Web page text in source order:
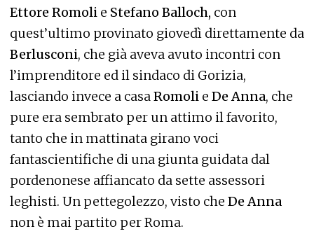
Ettore Romoli e Stefano Balloch, con
quest’ultimo provinato giovedì direttamente da
Berlusconi, che già aveva avuto incontri con
l’imprenditore ed il sindaco di Gorizia,
lasciando invece a casaRomoli e De Anna, che
pure era sembrato per un attimo il favorito,
tanto che in mattinata girano voci
fantascientifiche di una giunta guidata dal
pordenonese affiancato da sette assessori
leghisti. Un pettegolezzo, visto che De Anna
non è mai partito per Roma.